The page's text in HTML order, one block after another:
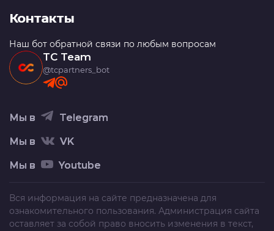
Контакты
Наш бот обратной связи по любым вопросам
TC Team
@tcpartners_bot
Мы в Telegram
Мы в VK
Мы в Youtube
Вся информация на сайте предназначена для
ознакомительного пользования. Администрация сайта
оставляет за собой право вносить изменения в текст,